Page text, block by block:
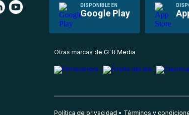
DISPONIBLE EN
Google Play
Otras marcas de GFR Media
Política de privacidad Términos y